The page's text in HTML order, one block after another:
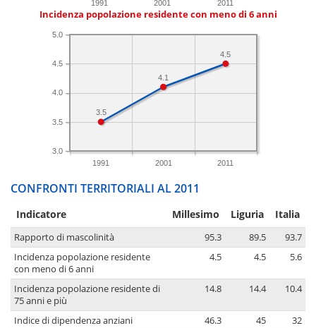
1991 2001 2011
Incidenza popolazione residente con meno di 6 anni
1991 2001 2011
3.0
3.5
4.0
4.5
5.0
4.5
4.1
3.5
CONFRONTI TERRITORIALI AL 2011
Indicatore Millesimo Liguria Italia
Rapporto di mascolinità 95.3 89.5
93.7
Incidenza popolazione residente
con meno di 6 anni
4.5 4.5 5.6
Incidenza popolazione residente di
75 anni e più
14.8 14.4 10.4
Indice di dipendenza anziani 46.3 45
32